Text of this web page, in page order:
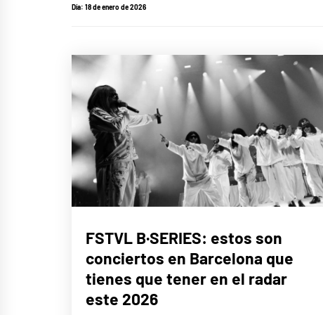
Día: 18 de enero de 2026
FSTVL B·SERIES: estos son
conciertos en Barcelona que
tienes que tener en el radar
este 2026